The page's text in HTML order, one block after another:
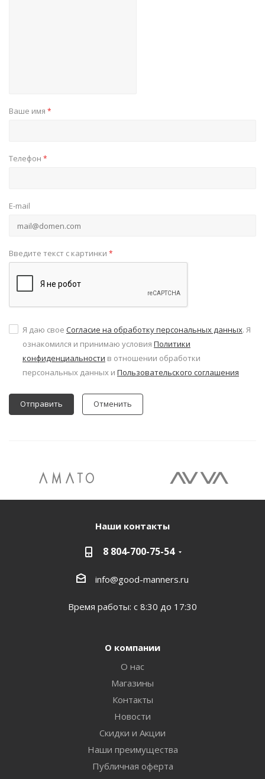
Ваше имя *
Телефон *
E-mail
Введите текст с картинки *
Я даю свое Согласие на обработку персональных данных. Я
ознакомился и принимаю условия Политики
конфиденциальности в отношении обработки
персональных данных и Пользовательского соглашения
Отменить
Наши контакты
8 804-700-75-54
info@good-manners.ru
Время работы: с 8:30 до 17:30
О компании
О нас
Магазины
Контакты
Новости
Скидки и Акции
Наши преимущества
Публичная оферта